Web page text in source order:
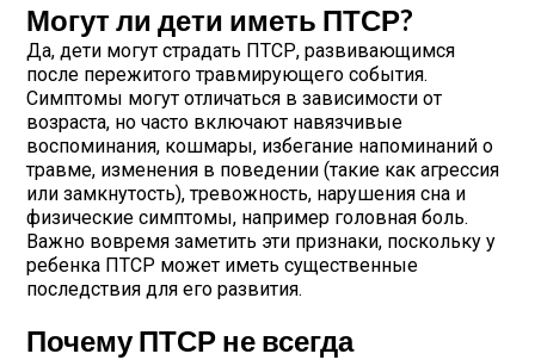
Могут ли дети иметь ПТСР?
Да, дети могут страдать ПТСР, развивающимся
после пережитого травмирующего события.
Симптомы могут отличаться в зависимости от
возраста, но часто включают навязчивые
воспоминания, кошмары, избегание напоминаний о
травме, изменения в поведении (такие как агрессия
или замкнутость), тревожность, нарушения сна и
физические симптомы, например головная боль.
Важно вовремя заметить эти признаки, поскольку у
ребенка ПТСР может иметь существенные
последствия для его развития.
Почему ПТСР не всегда